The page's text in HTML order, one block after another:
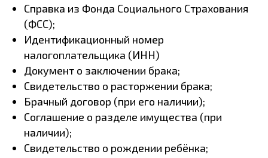
Справка из Фонда Социального Страхования
(ФСС);
Идентификационный номер
налогоплательщика (ИНН)
Документ о заключении брака;
Свидетельство о расторжении брака;
Брачный договор (при его наличии);
Соглашение о разделе имущества (при
наличии);
Свидетельство о рождении ребёнка;